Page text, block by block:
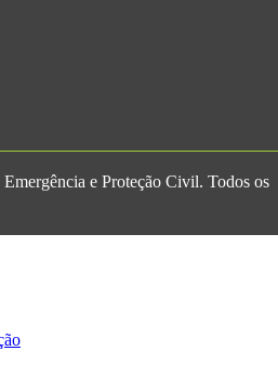
e Proteção Civil. Todos os